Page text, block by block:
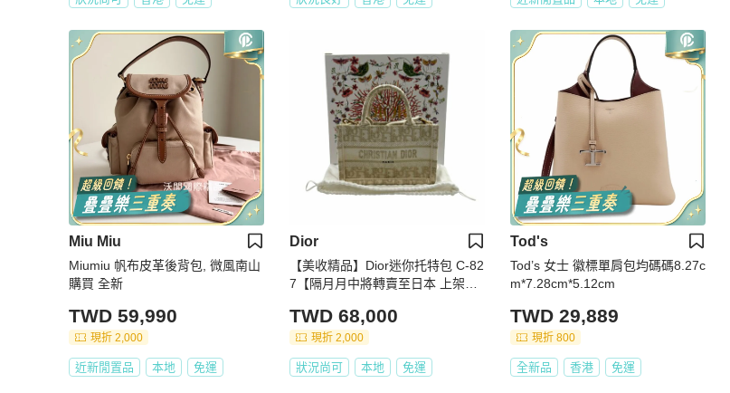
Miu Miu
Miumiu 帆布皮革後背包, 微風南山
購買 全新
TWD 59,990
現折 2,000
近新閒置品 本地 免運
Dior
【美收精品】Dior迷你托特包 C-82
7【隔月月中將轉賣至日本 上架期
TWD 68,000
現折 2,000
狀況尚可 本地 免運
Tod's
Tod’s 女士 徽標單肩包均碼碼8.27c
m*7.28cm*5.12cm
TWD 29,889
現折 800
全新品 香港 免運